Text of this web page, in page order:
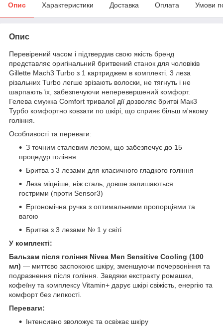
Опис Характеристики Доставка Оплата Умови
Опис
Перевірений часом і підтвердив свою якість бренд
представляє оригінальний бритвений станок для чоловіків
Gillette Mach3 Turbo з 1 картриджем в комплекті. 3 леза
різальних Turbo легше зрізають волоски, не тягнуть і не
шарпають їх, забезпечуючи неперевершений комфорт.
Гелева смужка Comfort тривалої дії дозволяє бритві Мак3
Турбо комфортно ковзати по шкірі, що сприяє більш м'якому
гоління.
Особливості та переваги:
З точним сталевим лезом, що забезпечує до 15
процедур гоління
Бритва з 3 лезами для класичного гладкого гоління
Леза міцніше, ніж сталь, довше залишаються
гострими (проти Sensor3)
Ергономічна ручка з оптимальними пропорціями та
вагою
Бритва з 3 лезами № 1 у світі
У комплекті:
Бальзам після гоління Nivea Men Sensitive Cooling (100
мл) — миттєво заспокоює шкіру, зменшуючи почервоніння та
подразнення після гоління. Завдяки екстракту ромашки,
кофеїну та комплексу Vitamin+ дарує шкірі свіжість, енергію та
комфорт без липкості.
Переваги:
Інтенсивно зволожує та освіжає шкіру